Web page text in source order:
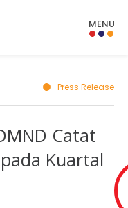
MENU
Press Release
Catat
Kuartal